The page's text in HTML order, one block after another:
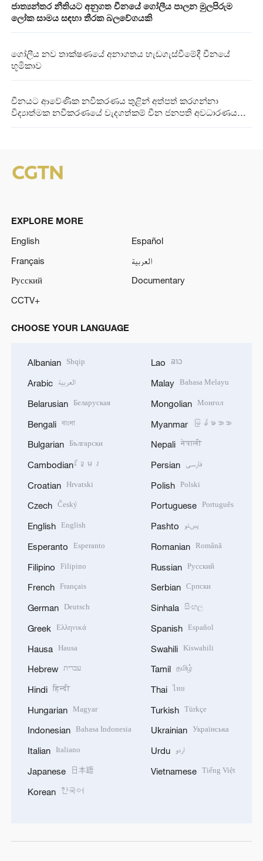
ජාත්‍යන්තර නීතියට අනුගත චීනයේ ගෝලීය පාලන මුලපිරුම
ලෝක සාමය සඳහා තීරක බලවේගයකි
ගෝලීය නව තාක්ෂණයේ අනාගතය හැඩගැස්වීමේදී චීනයේ
භූමිකාව
චීනයට ආවේණික නවීකරණය තුළින් අත්පත් කරගන්නා
විද්‍යාත්මක නවීකරණයේ වැදගත්කම් චීන ජනපති අවධාරණය
EXPLORE MORE
English
Español
Français
العربية
Русский
Documentary
CCTV+
CHOOSE YOUR LANGUAGE
Albanian Shqip
Arabic العربية
Belarusian Беларуская
Bengali বাংলা
Bulgarian Български
Cambodian ខ្មែរ
Croatian Hrvatski
Czech Český
English English
Esperanto Esperanto
Filipino Filipino
French Français
German Deutsch
Greek Ελληνικά
Hausa Hausa
Hebrew עברית
Hindi हिन्दी
Hungarian Magyar
Indonesian Bahasa Indonesia
Italian Italiano
Japanese 日本語
Korean 한국어
Lao ລາວ
Malay Bahasa Melayu
Mongolian Монгол
Myanmar မြန်မာဘာသာ
Nepali नेपाली
Persian فارسی
Polish Polski
Portuguese Português
Pashto پښتو
Romanian Română
Russian Русский
Serbian Српски
Sinhala සිංහල
Spanish Español
Swahili Kiswahili
Tamil தமிழ்
Thai ไทย
Turkish Türkçe
Ukrainian Українська
Urdu اردو
Vietnamese Tiếng Việt